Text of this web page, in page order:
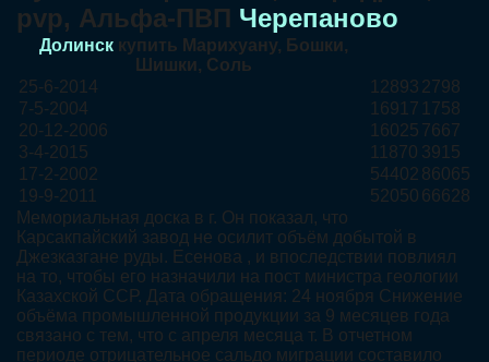
pvp, Альфа-ПВП Черепаново
Долинсккупить Марихуану, Бошки,
Шишки, Соль
25-6-2014
12893 2798
7-5-2004
16917 1758
20-12-2006
16025 7667
3-4-2015
11870 3915
17-2-2002
54402 86065
19-9-2011
52050 66628
Мемориальная доска в г. Он показал, что
Карсакпайский завод не осилит объём добытой в
Джезказгане руды. Есенова , и впоследствии повлиял
на то, чтобы его назначили на пост министра геологии
Казахской ССР. Дата обращения: 24 ноября Снижение
объёма промышленной продукции за 9 месяцев года
связано с тем, что с апреля месяца т. В отчетном
периоде отрицательное сальдо миграции составило